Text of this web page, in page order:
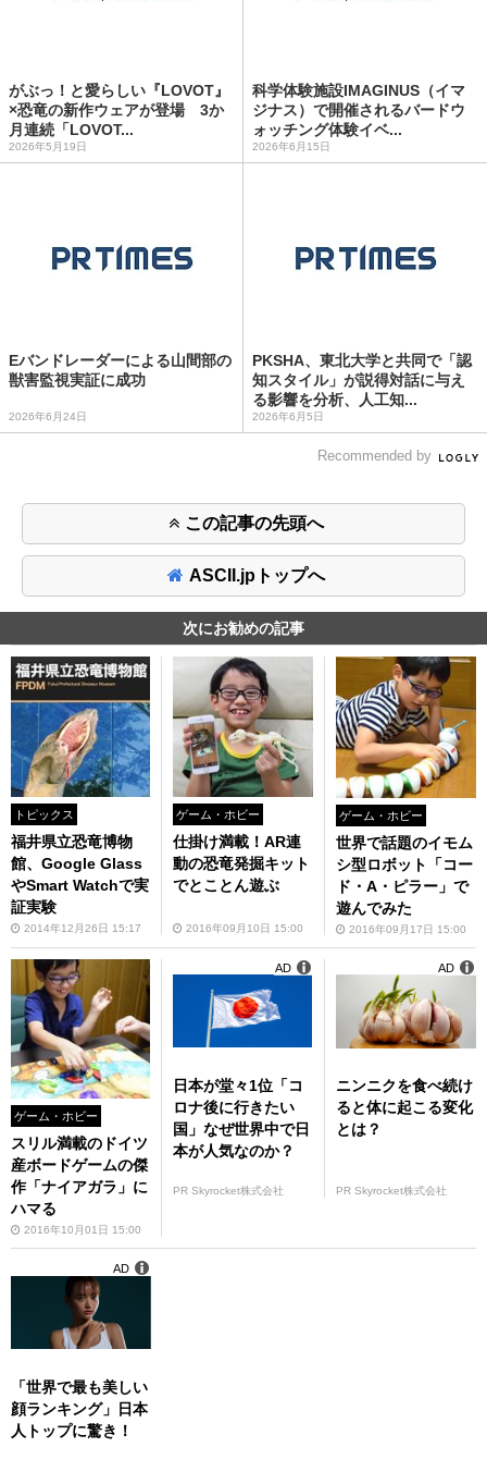
がぶっ！と愛らしい『LOVOT』
×恐竜の新作ウェアが登場 3か
月連続「LOVOT...
2026年5月19日
科学体験施設IMAGINUS（イマ
ジナス）で開催されるバードウ
ォッチング体験イベ...
2026年6月15日
Eバンドレーダーによる山間部の
獣害監視実証に成功
2026年6月24日
PKSHA、東北大学と共同で「認
知スタイル」が説得対話に与え
る影響を分析、人工知...
2026年6月5日
Recommended by
この記事の先頭へ
ASCII.jpトップへ
次にお勧めの記事
トピックス
福井県立恐竜博物
館、Google Glass
やSmart Watchで実
証実験
2014年12月26日 15:17
ゲーム・ホビー
仕掛け満載！AR連
動の恐竜発掘キット
でとことん遊ぶ
2016年09月10日 15:00
ゲーム・ホビー
世界で話題のイモム
シ型ロボット「コー
ド・A・ピラー」で
遊んでみた
2016年09月17日 15:00
ゲーム・ホビー
スリル満載のドイツ
産ボードゲームの傑
作「ナイアガラ」に
ハマる
2016年10月01日 15:00
日本が堂々1位「コ
ロナ後に行きたい
国」なぜ世界中で日
本が人気なのか？
PR Skyrocket株式会社
AD
ニンニクを食べ続け
ると体に起こる変化
とは？
PR Skyrocket株式会社
AD
「世界で最も美しい
顔ランキング」日本
人トップに驚き！
AD